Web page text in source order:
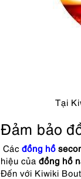
Tại
Đảm bảo
Các đồng hồ
hiệu của đồng hồ
Đến với Kiwiki